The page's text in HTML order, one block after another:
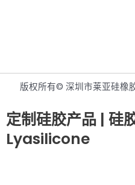
版权所有© 深圳市莱亚硅橡
定制硅胶产品 | 硅
Lyasilicone